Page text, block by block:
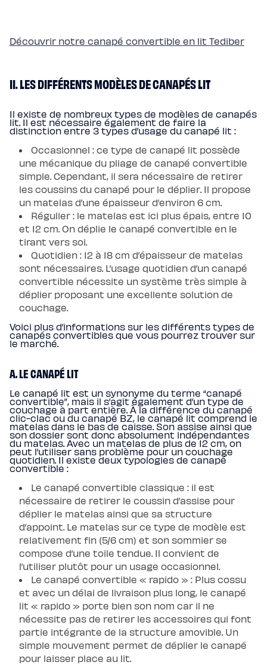
Plus
Couette
matelas
imperméable
molleton
Protège
oreiller
Linges
Parures
Housses
de
couette
Taies
d’oreiller
Draps
Matières
Percale
de
coton
Gaze
de
coton
Satin
de
coton
Lin
lavé
Protège
matelas
imperméable
molleton
Protège
Salon
Canapé
Canapé
d'angle
Canapé-
lit
Module
d'angle
Lot
de
Coloris
Ecru
Gris
Nuage
Bleu
Profond
Vert
Sauge
Vert
Kaki
Terracotta
Gamme
enfant
Matelas
Matelas
bébé
(dès
naissance)
Matelas
enfant
Découvrir notre canapé convertible en lit Tediber
II. LES DIFFÉRENTS MODÈLES DE CANAPÉS LIT
Il existe de nombreux types de modèles de canapés
lit. Il est nécessaire également de faire la
distinction entre 3 types d’usage du canapé lit :
Occasionnel : ce type de canapé lit possède
une mécanique du pliage de canapé convertible
simple. Cependant, il sera nécessaire de retirer
les coussins du canapé pour le déplier. Il propose
un matelas d’une épaisseur d’environ 6 cm.
Régulier : le matelas est ici plus épais, entre 10
et 12 cm. On déplie le canapé convertible en le
tirant vers soi.
Quotidien : 12 à 18 cm d’épaisseur de matelas
sont nécessaires. L’usage quotidien d’un canapé
convertible nécessite un système très simple à
déplier proposant une excellente solution de
couchage.
Voici plus d’informations sur les différents types de
canapés convertibles que vous pourrez trouver sur
le marché.
A. LE CANAPÉ LIT
Le canapé lit est un synonyme du terme “canapé
convertible”, mais il s’agit également d’un type de
couchage à part entière. À la différence du canapé
clic-clac ou du canapé BZ, le canapé lit comprend le
matelas dans le bas de caisse. Son assise ainsi que
son dossier sont donc absolument indépendantes
du matelas. Avec un matelas de plus de 12 cm, on
peut l’utiliser sans problème pour un couchage
quotidien. Il existe deux typologies de canapé
convertible :
Le canapé convertible classique : il est
nécessaire de retirer le coussin d’assise pour
déplier le matelas ainsi que sa structure
d’appoint. Le matelas sur ce type de modèle est
relativement fin (5/6 cm) et son sommier se
compose d’une toile tendue. Il convient de
l’utiliser plutôt pour un usage occasionnel.
Le canapé convertible « rapido » : Plus cossu
et avec un délai de livraison plus long, le canapé
lit « rapido » porte bien son nom car il ne
nécessite pas de retirer les accessoires qui font
partie intégrante de la structure amovible. Un
simple mouvement permet de déplier le canapé
pour laisser place au lit.